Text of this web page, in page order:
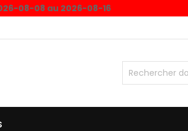
08-08 au 2026-08-16